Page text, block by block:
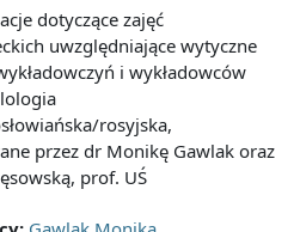
dotyczące zajęć
uwzględniające wytyczne
i wykładowców
rosyjska,
przez dr Monikę Gawlak oraz
prof. UŚ